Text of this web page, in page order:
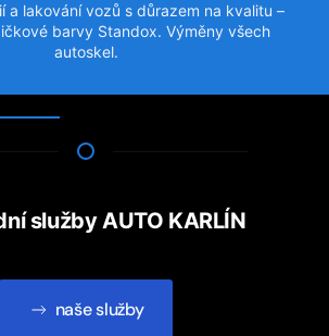
a lakování vozů s důrazem na kvalitu –
barvy Standox. Výměny všech
autoskel.
služby AUTO KARLÍN
naše služby